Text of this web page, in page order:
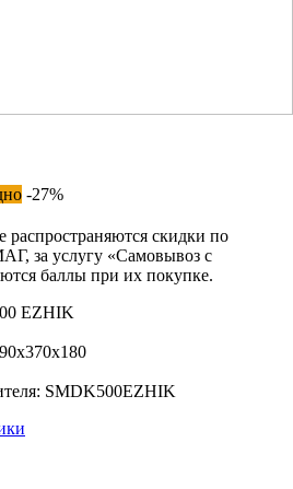
-27%
распространяются скидки по
за услугу «Самовывоз с
баллы при их покупке.
EZHIK
SMDK500EZHIK